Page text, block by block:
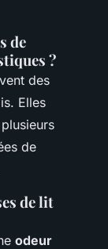
de
?
des
Elles
de
de lit
odeur